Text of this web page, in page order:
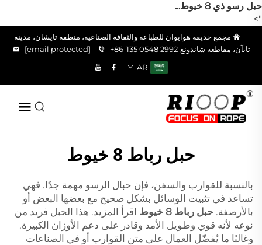
حبل رسو ذي 8 خيوط...
">
مجمع حديقة هوايوان للطباعة والثقافة الصناعية، منطقة تايشان، مدينة
تايآن، مقاطعة شاندونغ +86-135 0548 2992
[email protected]
AR
حبل رباط 8 خيوط
بالنسبة للقوارب والسفن، فإن حبال الرسو مهمة جدًا. فهي
تساعد في تثبيت الوسائل بشكل صحيح مع بعضها البعض أو
بالأرصفة. حبل رباط 8 خيوط
اقرأ المزيد. هذا الحبل فريد من
نوعه لأنه قوي وطويل الأمد وقادر على دعم الأوزان الكبيرة.
وغالبًا ما يُفضّل العمال على متن القوارب أو في الصناعات